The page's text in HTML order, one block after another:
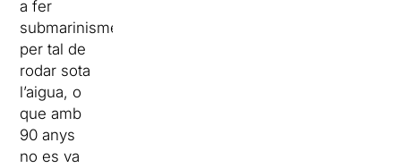
a fer
submarinisme
per tal de
rodar sota
l’aigua, o
que amb
90 anys
no es va